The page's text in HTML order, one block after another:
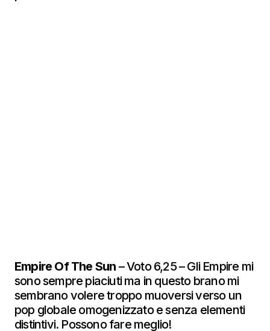
Empire Of The Sun – Voto 6,25 – Gli Empire mi
sono sempre piaciuti ma in questo brano mi
sembrano volere troppo muoversi verso un
pop globale omogenizzato e senza elementi
distintivi. Possono fare meglio!